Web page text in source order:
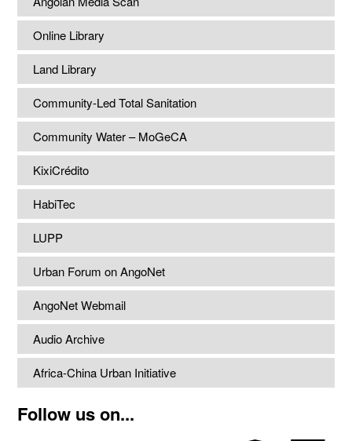
Online Library
Land Library
Community-Led Total Sanitation
Community Water – MoGeCA
KixiCrédito
HabiTec
LUPP
Urban Forum on AngoNet
AngoNet Webmail
Audio Archive
Africa-China Urban Initiative
Follow us on...